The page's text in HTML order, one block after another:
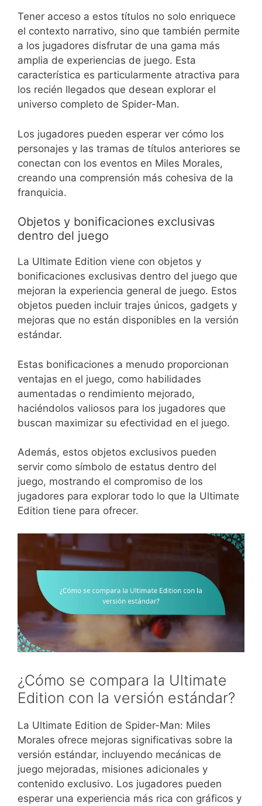
Tener acceso a estos títulos no solo enriquece
el contexto narrativo, sino que también permite
a los jugadores disfrutar de una gama más
amplia de experiencias de juego. Esta
característica es particularmente atractiva para
los recién llegados que desean explorar el
universo completo de Spider-Man.
Los jugadores pueden esperar ver cómo los
personajes y las tramas de títulos anteriores se
conectan con los eventos en Miles Morales,
creando una comprensión más cohesiva de la
franquicia.
Objetos y bonificaciones exclusivas
dentro del juego
La Ultimate Edition viene con objetos y
bonificaciones exclusivas dentro del juego que
mejoran la experiencia general de juego. Estos
objetos pueden incluir trajes únicos, gadgets y
mejoras que no están disponibles en la versión
estándar.
Estas bonificaciones a menudo proporcionan
ventajas en el juego, como habilidades
aumentadas o rendimiento mejorado,
haciéndolos valiosos para los jugadores que
buscan maximizar su efectividad en el juego.
Además, estos objetos exclusivos pueden
servir como símbolo de estatus dentro del
juego, mostrando el compromiso de los
jugadores para explorar todo lo que la Ultimate
Edition tiene para ofrecer.
¿Cómo se compara la Ultimate
Edition con la versión estándar?
La Ultimate Edition de Spider-Man: Miles
Morales ofrece mejoras significativas sobre la
versión estándar, incluyendo mecánicas de
juego mejoradas, misiones adicionales y
contenido exclusivo. Los jugadores pueden
esperar una experiencia más rica con gráficos y